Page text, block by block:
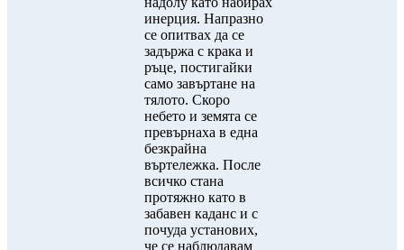
инерция. Напразно
се опитвах да се
задържа с крака и
ръце, постигайки
само завъртане на
тялото. Скоро
небето и земята се
превърнаха в една
безкрайна
въртележка. После
всичко стана
протяжно като в
забавен каданс и с
почуда установих,
че се наблюдавам